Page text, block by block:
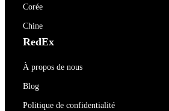
Corée
Chine
RedEx
À propos de nous
Blog
Politique de confidentialité